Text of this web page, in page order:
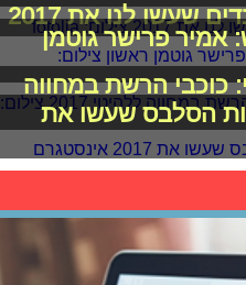
שעשו לנו את 2017
חיפוש: אמיר פרישר גוטמן
כוכבי הרשת במחווה
הסלבס שעשו את